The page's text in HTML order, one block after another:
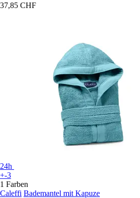
37,85 CHF
24h
+-3
1 Farben
Caleffi Bademantel mit Kapuze